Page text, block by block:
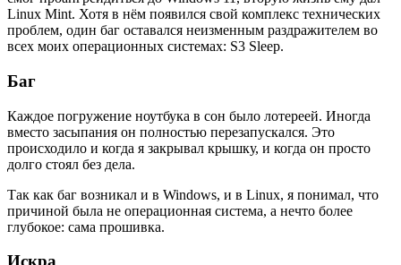
Linux Mint. Хотя в нём появился свой комплекс технических
проблем, один баг оставался неизменным раздражителем во
всех моих операционных системах: S3 Sleep.
Баг
Каждое погружение ноутбука в сон было лотереей. Иногда
вместо засыпания он полностью перезапускался. Это
происходило и когда я закрывал крышку, и когда он просто
долго стоял без дела.
Так как баг возникал и в Windows, и в Linux, я понимал, что
причиной была не операционная система, а нечто более
глубокое: сама прошивка.